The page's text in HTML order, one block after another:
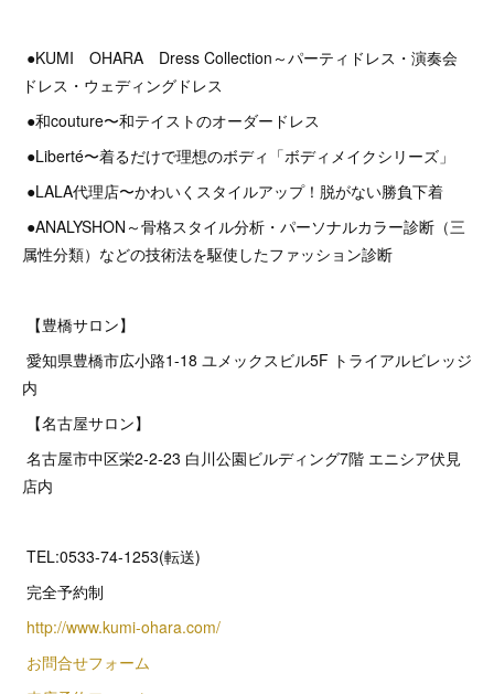
●KUMI OHARA Dress Collection～パーティドレス・演奏会
ドレス・ウェディングドレス
●和couture〜和テイストのオーダードレス
●Liberté〜着るだけで理想のボディ「ボディメイクシリーズ」
●LALA代理店〜かわいくスタイルアップ！脱がない勝負下着
●ANALYSHON～骨格スタイル分析・パーソナルカラー診断（三
属性分類）などの技術法を駆使したファッション診断
【豊橋サロン】
愛知県豊橋市広小路1-18 ユメックスビル5F トライアルビレッジ
内
【名古屋サロン】
名古屋市中区栄2‐2‐23 白川公園ビルディング7階 エニシア伏見
店内
TEL:0533-74-1253(転送)
完全予約制
http://www.kumi-ohara.com/
お問合せフォーム